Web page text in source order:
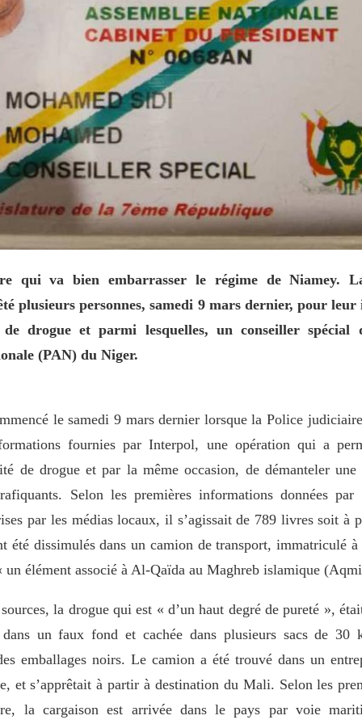
qui va bien embarrasser le régime de Niamey.
plusieurs personnes, samedi 9 mars dernier, pour
drogue et parmi lesquelles, un conseiller spécial
(PAN) du Niger.
le samedi 9 mars dernier lorsque la Police
fournies par Interpol, une opération qui a
de drogue et par la même occasion, de démanteler une
Selon les premières informations données
par les médias locaux, il s’agissait de 789 livres soit à
été dissimulés dans un camion de transport, immatriculé à
un élément associé à Al-Qaïda au Maghreb islamique
la drogue qui est « d’un haut degré de pureté »,
un faux fond et cachée dans plusieurs sacs de 30
emballages noirs. Le camion a été trouvé dans un
et s’apprêtait à partir à destination du Mali. Selon les
la cargaison est arrivée dans le pays par voie